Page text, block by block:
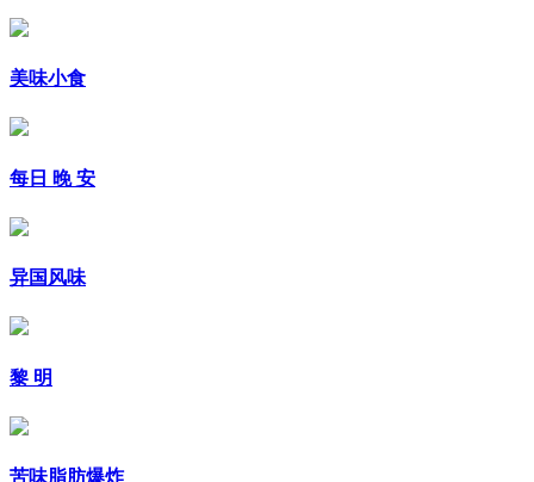
美味小食
每日 晚 安
异国风味
黎 明
苦味脂肪爆炸